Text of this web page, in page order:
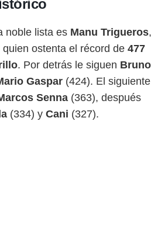
noble lista es Manu Trigueros,
ostenta el récord de 477
. Por detrás le siguen Bruno
Gaspar (424). El siguiente
Senna (363), después
(334) y Cani (327).